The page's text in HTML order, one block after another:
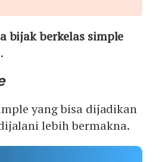
bijak berkelas simple
yang bisa dijadikan
lebih bermakna.